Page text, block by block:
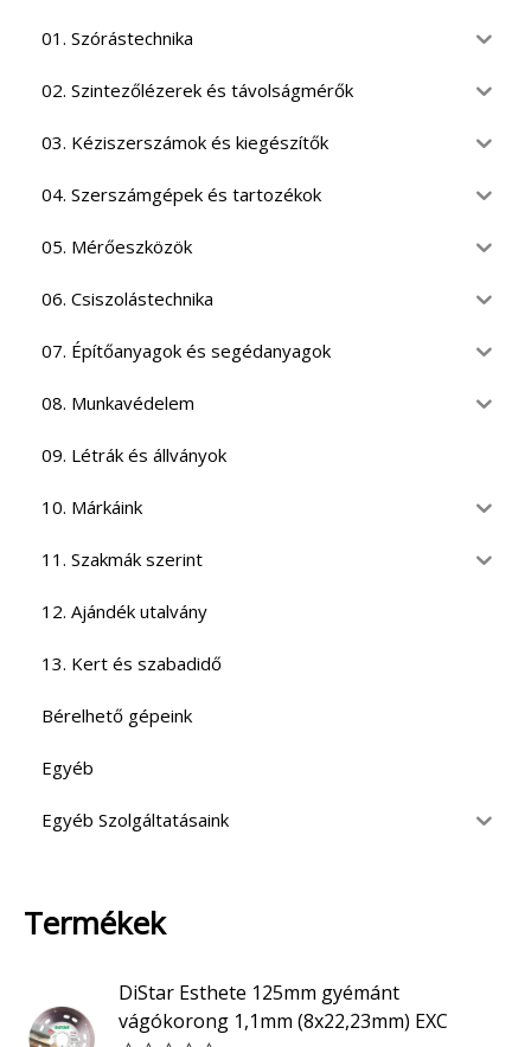
01. Szórástechnika
02. Szintezőlézerek és távolságmérők
03. Kéziszerszámok és kiegészítők
04. Szerszámgépek és tartozékok
05. Mérőeszközök
06. Csiszolástechnika
07. Építőanyagok és segédanyagok
08. Munkavédelem
09. Létrák és állványok
10. Márkáink
11. Szakmák szerint
12. Ajándék utalvány
13. Kert és szabadidő
Bérelhető gépeink
Egyéb
Egyéb Szolgáltatásaink
Termékek
DiStar Esthete 125mm gyémánt
vágókorong 1,1mm (8x22,23mm) EXC